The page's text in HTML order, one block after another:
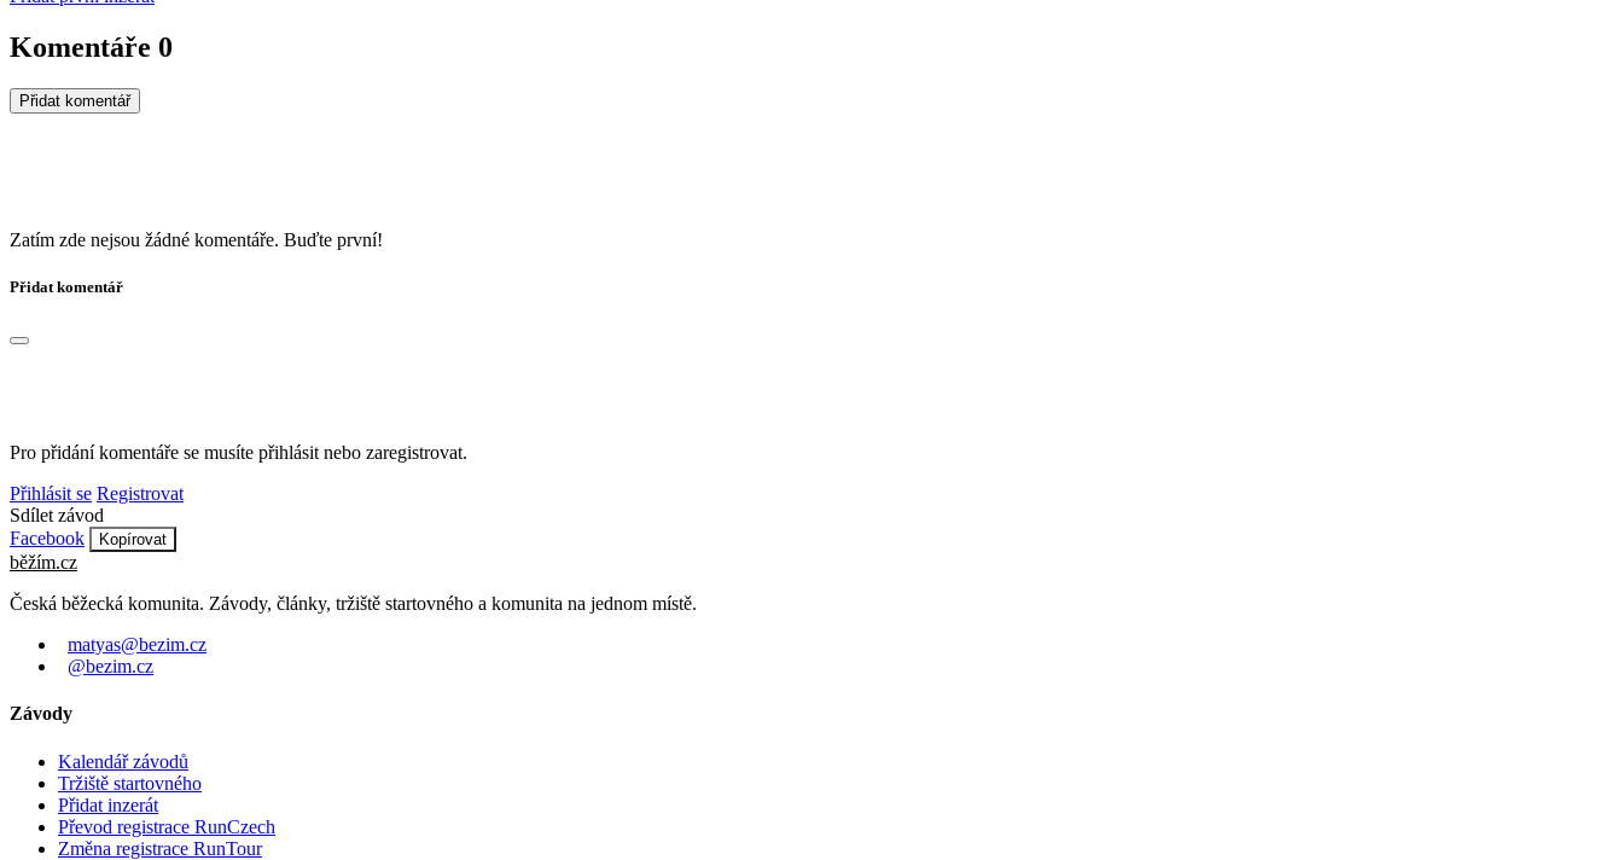
Komentáře 0
Přidat komentář
Zatím zde nejsou žádné komentáře. Buďte první!
Přidat komentář
Pro přidání komentáře se musíte přihlásit nebo zaregistrovat.
Přihlásit se Registrovat
Sdílet závod
Facebook
Kopírovat
běžím.cz
Česká běžecká komunita. Závody, články, tržiště startovného a komunita na jednom místě.
matyas@bezim.cz
@bezim.cz
Závody
Kalendář závodů
Tržiště startovného
Přidat inzerát
Převod registrace RunCzech
Změna registrace RunTour